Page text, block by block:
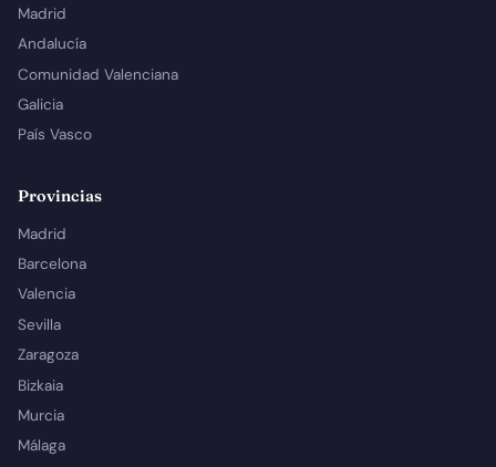
Madrid
Andalucía
Comunidad Valenciana
Galicia
País Vasco
Provincias
Madrid
Barcelona
Valencia
Sevilla
Zaragoza
Bizkaia
Murcia
Málaga